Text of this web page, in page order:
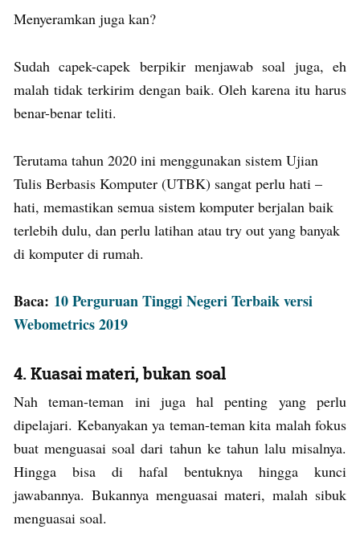
Menyeramkan juga kan?
Sudah capek-capek berpikir menjawab soal juga, eh
malah tidak terkirim dengan baik. Oleh karena itu harus
benar-benar teliti.
Terutama tahun 2020 ini menggunakan sistem Ujian
Tulis Berbasis Komputer (UTBK) sangat perlu hati –
hati, memastikan semua sistem komputer berjalan baik
terlebih dulu, dan perlu latihan atau try out yang banyak
di komputer di rumah.
Baca: 10 Perguruan Tinggi Negeri Terbaik versi
Webometrics 2019
4. Kuasai materi, bukan soal
Nah teman-teman ini juga hal penting yang perlu
dipelajari. Kebanyakan ya teman-teman kita malah fokus
buat menguasai soal dari tahun ke tahun lalu misalnya.
Hingga bisa di hafal bentuknya hingga kunci
jawabannya. Bukannya menguasai materi, malah sibuk
menguasai soal.